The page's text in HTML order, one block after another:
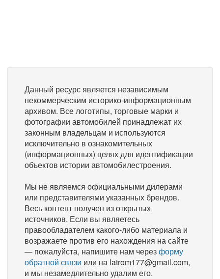
Данный ресурс является независимым
некоммерческим историко-информационным
архивом. Все логотипы, торговые марки и
фотографии автомобилей принадлежат их
законным владельцам и используются
исключительно в ознакомительных
(информационных) целях для идентификации
объектов истории автомобилестроения.
Мы не являемся официальными дилерами
или представителями указанных брендов.
Весь контент получен из открытых
источников. Если вы являетесь
правообладателем какого-либо материала и
возражаете против его нахождения на сайте
— пожалуйста, напишите нам черезформу
обратной связи или на latrom177@gmail.com,
и мы незамедлительно удалим его.